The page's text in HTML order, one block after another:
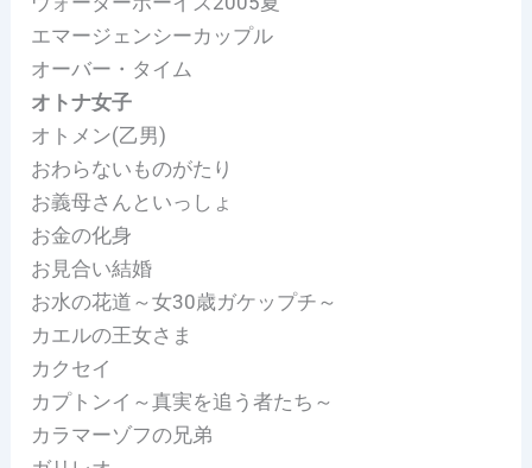
エマージェンシーカップル
オーバー・タイム
オトナ女子
オトメン(乙男)
おわらないものがたり
お義母さんといっしょ
お金の化身
お見合い結婚
お水の花道～女30歳ガケップチ～
カエルの王女さま
カクセイ
カプトンイ～真実を追う者たち～
カラマーゾフの兄弟